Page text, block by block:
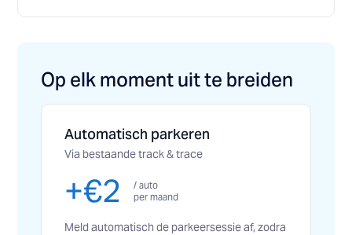
Op elk moment uit te breiden
Automatisch parkeren
Via bestaande track & trace
+€2
/ auto
per maand
Meld automatisch de parkeersessie af, zodra